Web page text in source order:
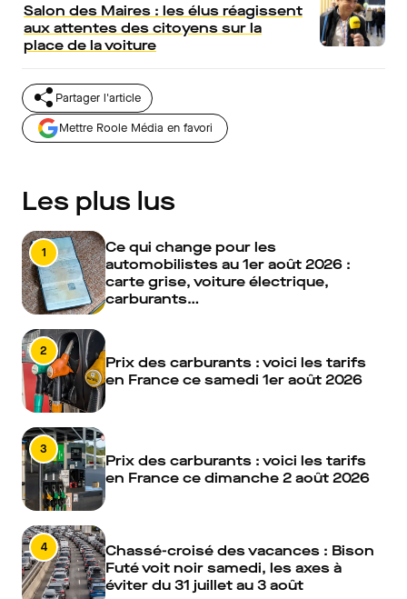
Salon des Maires : les élus réagissent
aux attentes des citoyens sur la
place de la voiture
Partager l'article
Mettre Roole Média en favori
Les plus lus
1
Ce qui change pour les
automobilistes au 1er août 2026 :
carte grise, voiture électrique,
carburants…
2
Prix des carburants : voici les tarifs
en France ce samedi 1er août 2026
3
Prix des carburants : voici les tarifs
en France ce dimanche 2 août 2026
4
Chassé-croisé des vacances : Bison
Futé voit noir samedi, les axes à
éviter du 31 juillet au 3 août